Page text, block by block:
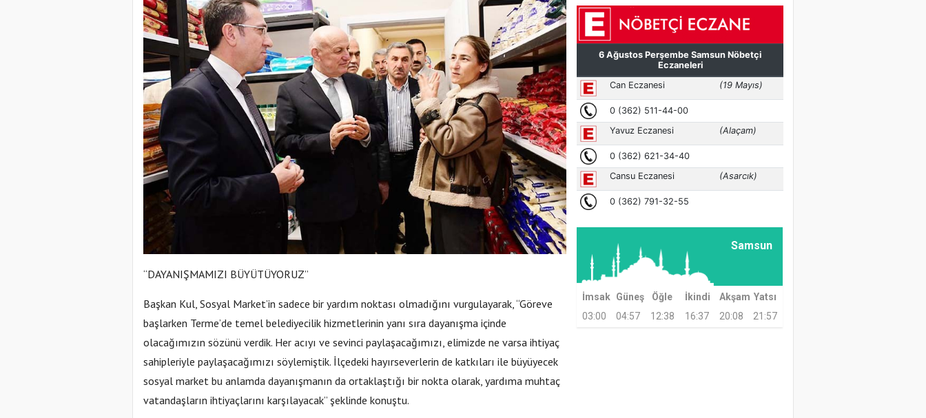
“DAYANIŞMAMIZI BÜYÜTÜYORUZ”
Başkan Kul, Sosyal Market’in sadece bir yardım noktası olmadığını vurgulayarak, “Göreve
başlarken Terme’de temel belediyecilik hizmetlerinin yanı sıra dayanışma içinde
olacağımızın sözünü verdik. Her acıyı ve sevinci paylaşacağımızı, elimizde ne varsa ihtiyaç
sahipleriyle paylaşacağımızı söylemiştik. İlçedeki hayırseverlerin de katkıları ile büyüyecek
sosyal market bu anlamda dayanışmanın da ortaklaştığı bir nokta olarak, yardıma muhtaç
vatandaşların ihtiyaçlarını karşılayacak” şeklinde konuştu.
Samsun
İmsak Güneş Öğle İkindi Akşam Yatsı
03:00
04:57 12:38 16:37 20:08 21:57